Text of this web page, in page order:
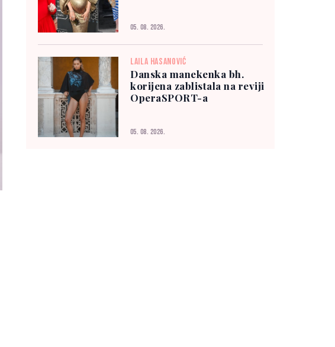
05. 08. 2026.
LAILA HASANOVIĆ
Danska manekenka bh.
korijena zablistala na reviji
OperaSPORT-a
05. 08. 2026.